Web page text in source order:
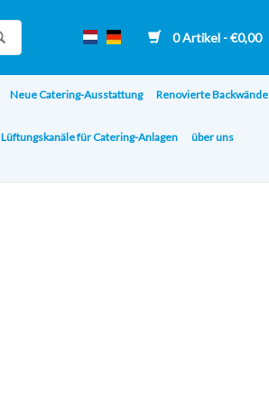
0 Artikel - €0,00
Neue Catering-Ausstattung Renovierte Backwände
Lüftungskanäle für Catering-Anlagen über uns